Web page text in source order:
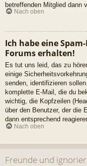
betreffenden Mitglied dann
Nach oben
Ich habe eine
Forums erhalten!
Es tut uns leid, das zu
einige
senden, identifizieren
komplette E-Mail, die du
wichtig, die Kopfzeilen
über den Benutzer, der die
dann entsprechend
Nach oben
Freunde und